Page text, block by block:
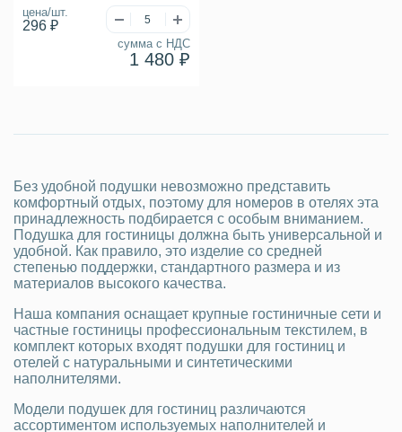
цена/шт.
296 ₽
сумма с НДС
1 480 ₽
Без удобной подушки невозможно представить
комфортный отдых, поэтому для номеров в отелях эта
принадлежность подбирается с особым вниманием.
Подушка для гостиницы должна быть универсальной и
удобной. Как правило, это изделие со средней
степенью поддержки, стандартного размера и из
материалов высокого качества.
Наша компания оснащает крупные гостиничные сети и
частные гостиницы профессиональным текстилем, в
комплект которых входят подушки для гостиниц и
отелей с натуральными и синтетическими
наполнителями.
Модели подушек для гостиниц различаются
ассортиментом используемых наполнителей и